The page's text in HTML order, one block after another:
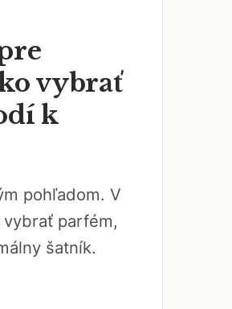
vybrať
k
pohľadom. V
parfém,
šatník.